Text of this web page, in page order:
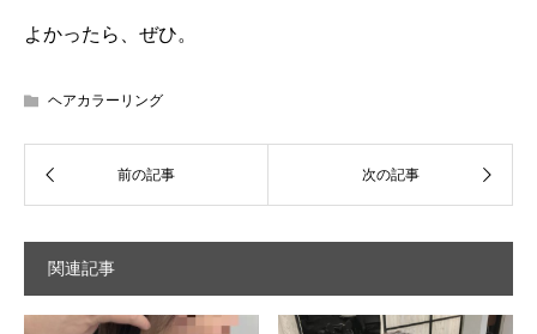
よかったら、ぜひ。
ヘアカラーリング
関連記事